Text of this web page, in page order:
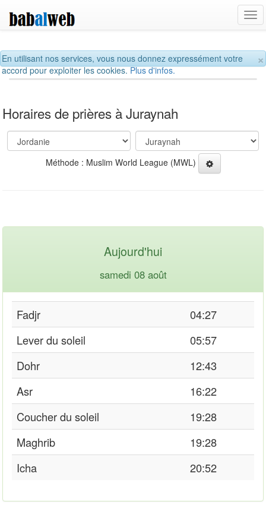
×
En utilisant nos services, vous nous donnez expressément votre
accord pour exploiter les cookies.Plus d'infos.
Horaires de prières à Juraynah
Méthode : Muslim World League (MWL)
Aujourd'hui
samedi 08 août
Fadjr
04:27
Lever du soleil
05:57
Dohr
12:43
Asr
16:22
Coucher du soleil
19:28
Maghrib
19:28
Icha
20:52